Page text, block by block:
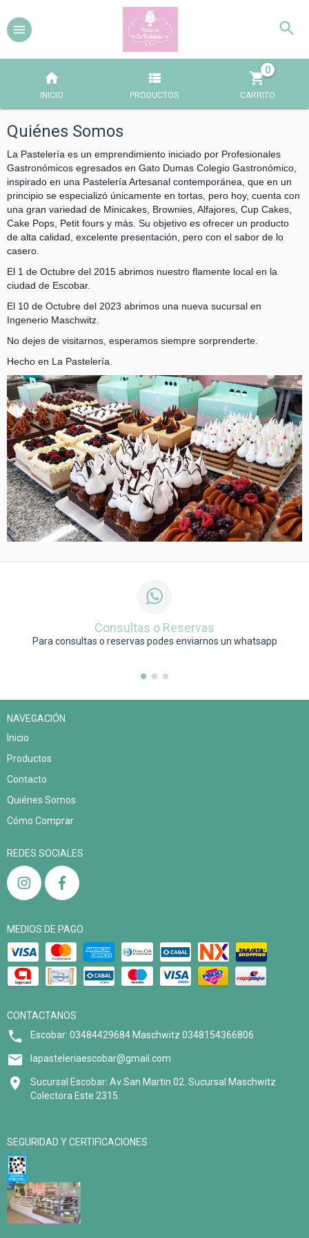
INICIO PRODUCTOS CARRITO
0
Quiénes Somos
La Pastelería es un emprendimiento iniciado por Profesionales
Gastronómicos egresados en Gato Dumas Colegio Gastronómico,
inspirado en una Pastelería Artesanal contemporánea, que en un
principio se especializó únicamente en tortas, pero hoy, cuenta con
una gran variedad de Minicakes, Brownies, Alfajores, Cup Cakes,
Cake Pops, Petit fours y más. Su objetivo es ofrecer un producto
de alta calidad, excelente presentación, pero con el sabor de lo
casero.
El 1 de Octubre del 2015 abrimos nuestro flamente local en la
ciudad de Escobar.
El 10 de Octubre del 2023 abrimos una nueva sucursal en
Ingenerio Maschwitz.
No dejes de visitarnos, esperamos siempre sorprenderte.
Hecho en La Pastelería.
Consultas o Reservas
Para consultas o reservas podes enviarnos un whatsapp
NAVEGACIÓN
Inicio
Productos
Contacto
Quiénes Somos
Cómo Comprar
REDES SOCIALES
MEDIOS DE PAGO
CONTACTANOS
Escobar: 03484429684 Maschwitz 0348154366806
lapasteleriaescobar@gmail.com
Sucursal Escobar: Av San Martin 02. Sucursal Maschwitz
Colectora Este 2315.
SEGURIDAD Y CERTIFICACIONES